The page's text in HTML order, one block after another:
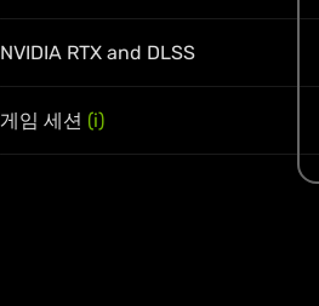
NVIDIA RTX and DLSS
게임 세션 (i)